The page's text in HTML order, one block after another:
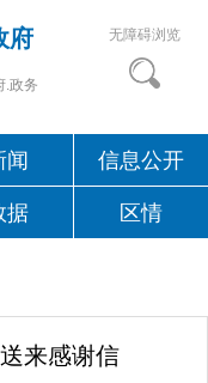
府
.政务
无障碍浏览
闻 信息公开
据 区情
来感谢信